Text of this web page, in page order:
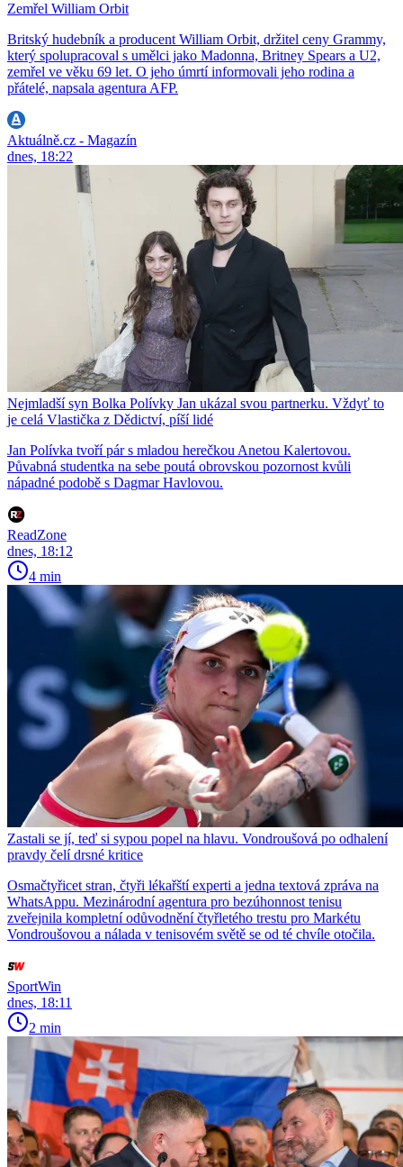
Zemřel William Orbit
Britský hudebník a producent William Orbit, držitel ceny Grammy,
který spolupracoval s umělci jako Madonna, Britney Spears a U2,
zemřel ve věku 69 let. O jeho úmrtí informovali jeho rodina a
přátelé, napsala agentura AFP.
Aktuálně.cz - Magazín
dnes, 18:22
Nejmladší syn Bolka Polívky Jan ukázal svou partnerku. Vždyť to
je celá Vlastička z Dědictví, píší lidé
Jan Polívka tvoří pár s mladou herečkou Anetou Kalertovou.
Půvabná studentka na sebe poutá obrovskou pozornost kvůli
nápadné podobě s Dagmar Havlovou.
ReadZone
dnes, 18:12
4 min
Zastali se jí, teď si sypou popel na hlavu. Vondroušová po odhalení
pravdy čelí drsné kritice
Osmačtyřicet stran, čtyři lékařští experti a jedna textová zpráva na
WhatsAppu. Mezinárodní agentura pro bezúhonnost tenisu
zveřejnila kompletní odůvodnění čtyřletého trestu pro Markétu
Vondroušovou a nálada v tenisovém světě se od té chvíle otočila.
SportWin
dnes, 18:11
2 min